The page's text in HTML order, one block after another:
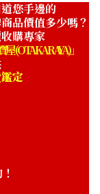
您手邊的
品價值多少嗎？
購專家
屋 (OTAKARAYA)」
定